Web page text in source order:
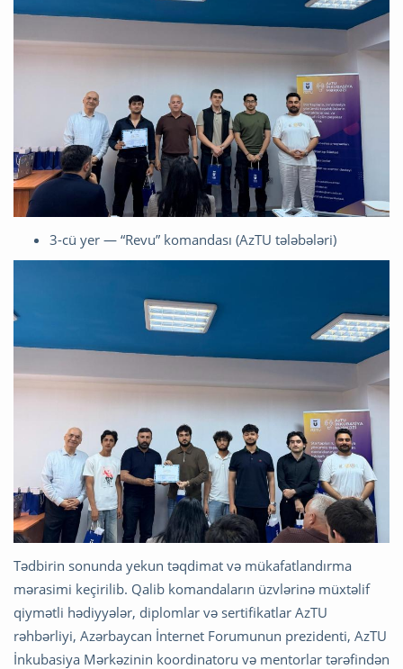
3-cü yer — “Revu” komandası (AzTU tələbələri)
Tədbirin sonunda yekun təqdimat və mükafatlandırma
mərasimi keçirilib. Qalib komandaların üzvlərinə müxtəlif
qiymətli hədiyyələr, diplomlar və sertifikatlar AzTU
rəhbərliyi, Azərbaycan İnternet Forumunun prezidenti, AzTU
İnkubasiya Mərkəzinin koordinatoru və mentorlar tərəfindən